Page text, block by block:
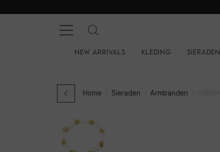
New arrivals Kleding Sieraden
Home Sieraden Armbanden